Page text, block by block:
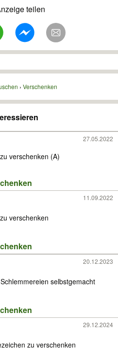
teilen
Verschenken
27.05.2022
verschenken (A)
11.09.2022
verschenken
20.12.2023
selbstgemacht
29.12.2024
zu verschenken